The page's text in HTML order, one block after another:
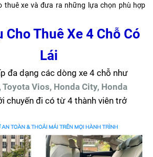
thuê xe và đưa ra những lựa chọn phù hợp
Cho Thuê Xe 4 Chỗ Có
Lái
đa dạng các dòng xe 4 chỗ như
Vios, Honda City, Honda
chuyến đi có từ 4 thành viên trở